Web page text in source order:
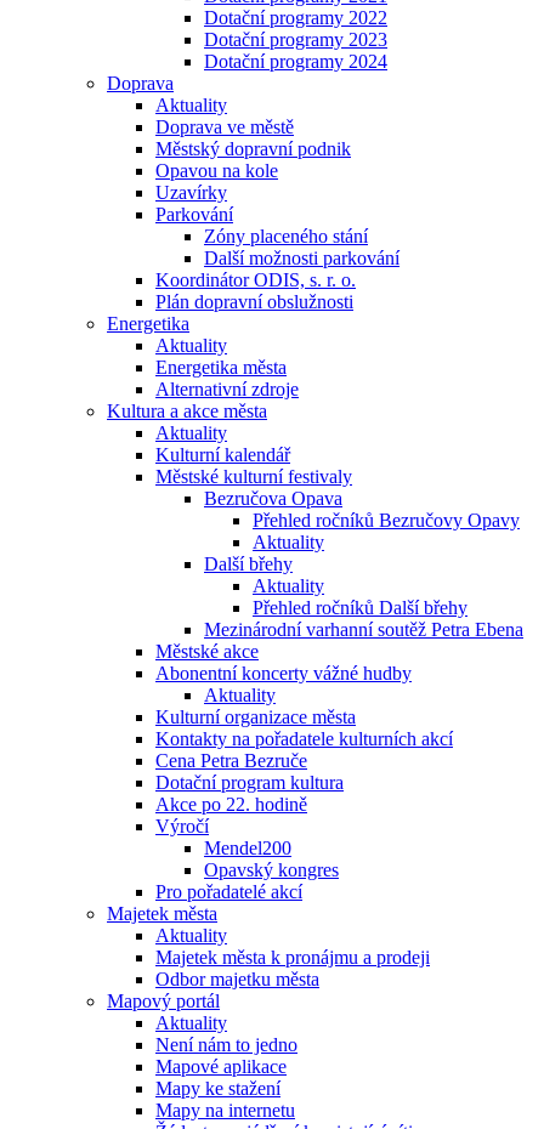
Dotační programy 2022
Dotační programy 2023
Dotační programy 2024
Doprava
Aktuality
Doprava ve městě
Městský dopravní podnik
Opavou na kole
Uzavírky
Parkování
Zóny placeného stání
Další možnosti parkování
Koordinátor ODIS, s. r. o.
Plán dopravní obslužnosti
Energetika
Aktuality
Energetika města
Alternativní zdroje
Kultura a akce města
Aktuality
Kulturní kalendář
Městské kulturní festivaly
Bezručova Opava
Přehled ročníků Bezručovy Opavy
Aktuality
Další břehy
Aktuality
Přehled ročníků Další břehy
Mezinárodní varhanní soutěž Petra Ebena
Městské akce
Abonentní koncerty vážné hudby
Aktuality
Kulturní organizace města
Kontakty na pořadatele kulturních akcí
Cena Petra Bezruče
Dotační program kultura
Akce po 22. hodině
Výročí
Mendel200
Opavský kongres
Pro pořadatelé akcí
Majetek města
Aktuality
Majetek města k pronájmu a prodeji
Odbor majetku města
Mapový portál
Aktuality
Není nám to jedno
Mapové aplikace
Mapy ke stažení
Mapy na internetu